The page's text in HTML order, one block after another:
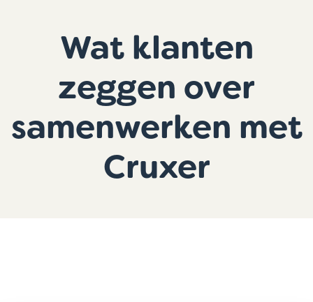
Wat klanten
zeggen over
samenwerken met
Cruxer